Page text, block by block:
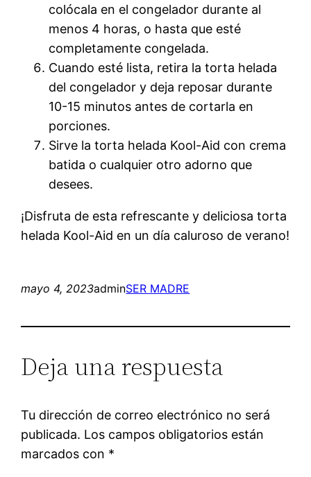
colócala en el congelador durante al
menos 4 horas, o hasta que esté
completamente congelada.
Cuando esté lista, retira la torta helada
del congelador y deja reposar durante
10-15 minutos antes de cortarla en
porciones.
Sirve la torta helada Kool-Aid con crema
batida o cualquier otro adorno que
desees.
¡Disfruta de esta refrescante y deliciosa torta
helada Kool-Aid en un día caluroso de verano!
mayo 4, 2023adminSER MADRE
Deja una respuesta
Tu dirección de correo electrónico no será
publicada. Los campos obligatorios están
marcados con *